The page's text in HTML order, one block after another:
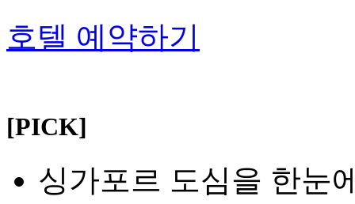
호텔 예약하기
[PICK]
싱가포르 도심을 한눈